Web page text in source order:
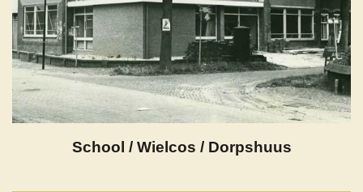
School / Wielcos / Dorpshuus